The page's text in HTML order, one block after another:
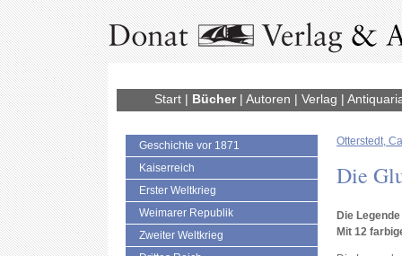
Start| Bücher| Autoren | Verlag |
Geschichte vor 1871
Kaiserreich
Erster Weltkrieg
Weimarer Republik
Zweiter Weltkrieg
Otterstedt,
Die
Die
Mit 12